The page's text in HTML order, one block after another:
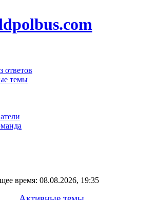
ответов
темы
время: 08.08.2026, 19:35